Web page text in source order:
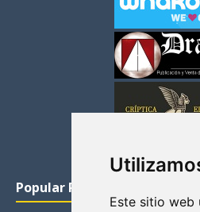
Este sitio web
Popular Posts